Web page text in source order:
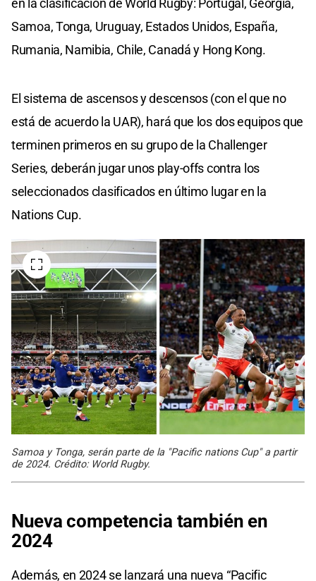
Samoa, Tonga, Uruguay, Estados Unidos, España,
Rumania, Namibia, Chile, Canadá y Hong Kong.
El sistema de ascensos y descensos (con el que no
está de acuerdo la UAR), hará que los dos equipos que
terminen primeros en su grupo de la Challenger
Series, deberán jugar unos play-offs contra los
seleccionados clasificados en último lugar en la
Nations Cup.
Samoa y Tonga, serán parte de la "Pacific nations Cup" a partir
de 2024. Crédito: World Rugby.
Nueva competencia también en
2024
Además, en 2024 se lanzará una nueva “Pacific